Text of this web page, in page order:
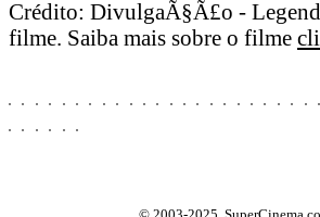
Crédito: DivulgaÃ§Ã£o -
filme. Saiba mais sobre o filme